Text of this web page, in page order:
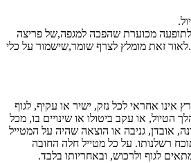
לתופעה מכוערת שהפכה למגפה,של פריצה
זאת מומלץ לצרף שומר,שישמור על כלי
אינו אחראי לכל נזק, ישיר או עקיף, לגוף
הטיול, או עקב ביטולו או שינויים בו, מכל
אובדן, גניבה או הוצאה שהיה על המטייל
רשלנותו. על כל מטייל חלה החובה
לגוף ולרכוש, ובאחריותו בלבד.